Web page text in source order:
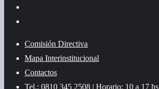
Comisión Directiva
Mapa Interinstitucional
Contactos
Tel.: 0810 345 2508 | Horario: 10 a 17 hs